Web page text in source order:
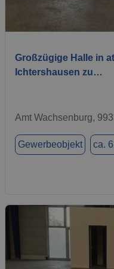
Großzügige Halle in
Ichtershausen zu…
Amt Wachsenburg,
Gewerbeobjekt ca.